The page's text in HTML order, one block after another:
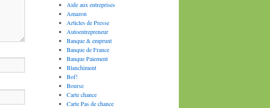
Aide aux entreprises
Amazon
Articles de Presse
Autoentrepreneur
Banque & emprunt
Banque de France
Banque Paiement
Blanchiment
Bof!
Bourse
Carte chance
Carte Pas de chance